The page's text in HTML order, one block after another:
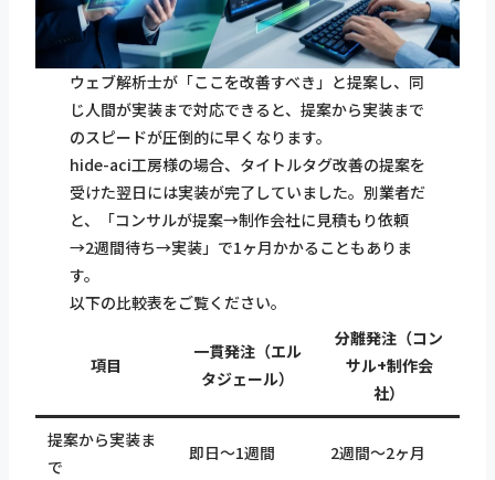
ウェブ解析士が「ここを改善すべき」と提案し、同
じ人間が実装まで対応できると、提案から実装まで
のスピードが圧倒的に早くなります。
hide-aci工房様の場合、タイトルタグ改善の提案を
受けた翌日には実装が完了していました。別業者だ
と、「コンサルが提案→制作会社に見積もり依頼
→2週間待ち→実装」で1ヶ月かかることもありま
す。
以下の比較表をご覧ください。
項目
一貫発注（エル
タジェール）
分離発注（コン
サル+制作会
社）
提案から実装ま
で
即日〜1週間 2週間〜2ヶ月